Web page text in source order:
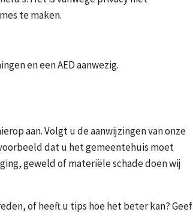
te maken.
en een AED aanwezig.
aan. Volgt u de aanwijzingen van onze
dat u het gemeentehuis moet
geweld of materiële schade doen wij
of heeft u tips hoe het beter kan? Geef